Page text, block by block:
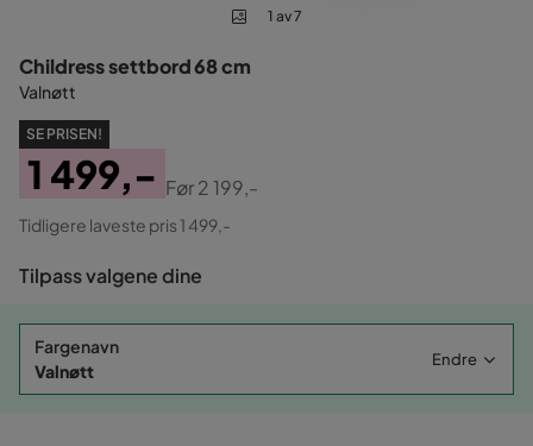
1 av 7
Childress settbord 68 cm
Valnøtt
SE PRISEN!
Pris
1 499,-
Original
Pris
Før2 199,-
Tidligere laveste pris 1 499,-
Tilpass valgene dine
Fargenavn
Valnøtt
Endre